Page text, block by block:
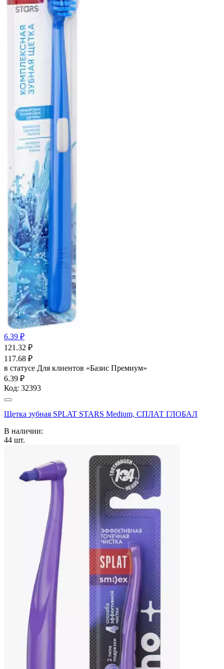
6.39 ₽
121.32 ₽
117.68 ₽
в статусе Для клиентов «Базис Премиум»
6.39 ₽
Код: 32393
Щетка зубная SPLAT STARS Medium, СПЛАТ ГЛОБАЛ
В наличии:
44 шт.